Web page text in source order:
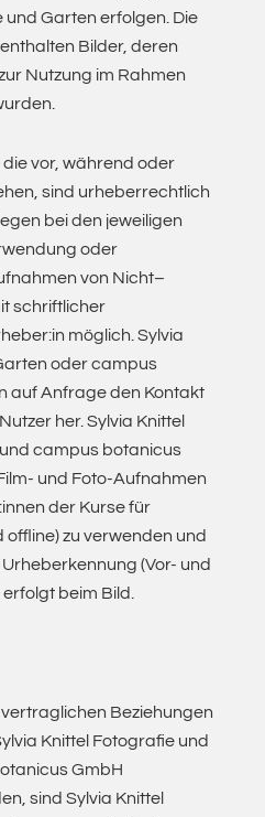
und Garten erfolgen. Die
Bilder, deren
Nutzung im Rahmen
vor, während oder
sind urheberrechtlich
bei den jeweiligen
oder
von Nicht–
schriftlicher
möglich. Sylvia
oder campus
auf Anfrage den Kontakt
her. Sylvia Knittel
campus botanicus
und Foto-Aufnahmen
der Kurse für
zu verwenden und
(Vor- und
beim Bild.
Beziehungen
Knittel Fotografie und
GmbH
sind Sylvia Knittel